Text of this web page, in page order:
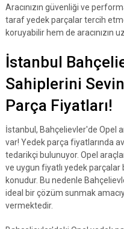
Aracınızın güvenliği ve
taraf yedek parçalar tercih
koruyabilir hem de aracınızın
İstanbul
Sahiplerini
Parça Fiyatları!
İstanbul, Bahçelievler'de Opel
var! Yedek parça fiyatlarında
tedarikçi bulunuyor. Opel
ve uygun fiyatlı yedek
konudur. Bu nedenle
ideal bir çözüm sunmak
vermektedir.